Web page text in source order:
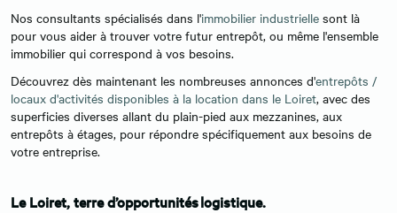
Nos consultants spécialisés dans l'immobilier industrielle sont là
pour vous aider à trouver votre futur entrepôt, ou même l'ensemble
immobilier qui correspond à vos besoins.
Découvrez dès maintenant les nombreuses annonces d'entrepôts /
locaux d'activités disponibles à la location dans le Loiret, avec des
superficies diverses allant du plain-pied aux mezzanines, aux
entrepôts à étages, pour répondre spécifiquement aux besoins de
votre entreprise.
Le Loiret, terre d’opportunités logistique.